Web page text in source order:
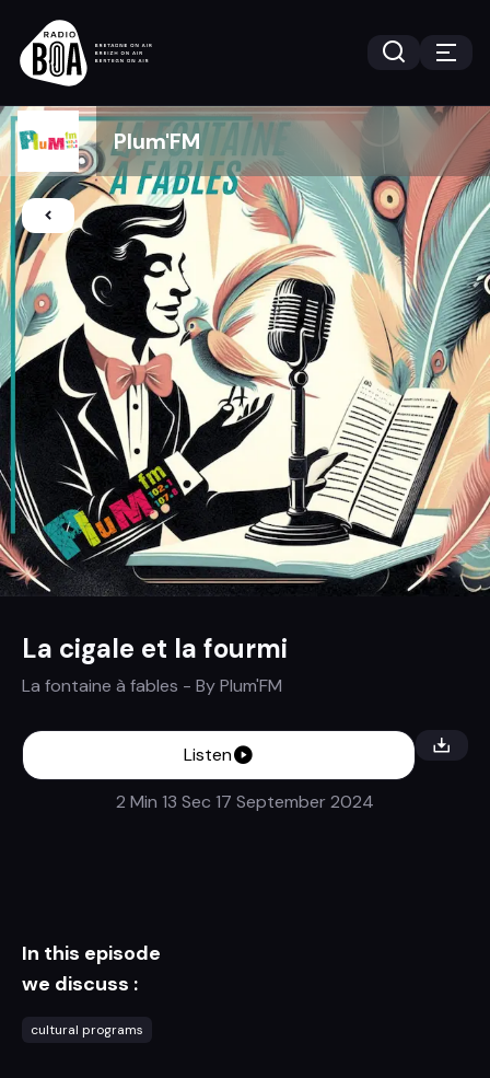
Plum'FM
La cigale et la fourmi
La fontaine à fables - ByPlum'FM
Listen
2 Min 13 Sec 17 September 2024
In this episode
we discuss :
cultural programs